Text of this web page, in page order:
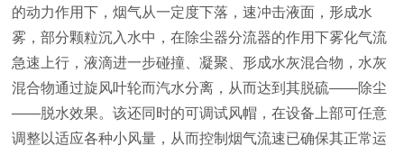
的动力作用下，烟气从一定度下落，速冲击液面，形成水
雾，部分颗粒沉入水中，在除尘器分流器的作用下雾化气流
急速上行，液滴进一步碰撞、凝聚、形成水灰混合物，水灰
混合物通过旋风叶轮而汽水分离，从而达到其脱硫——除尘
——脱水效果。该还同时的可调试风帽，在设备上部可任意
调整以适应各种小风量，从而控制烟气流速已确保其正常运